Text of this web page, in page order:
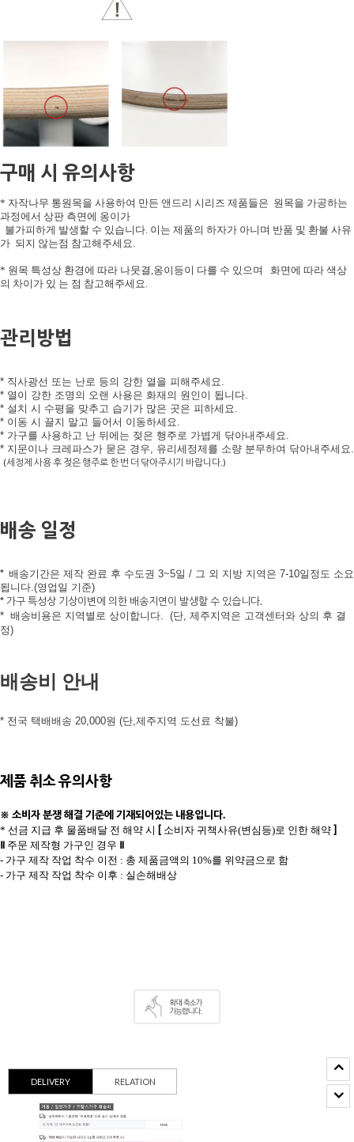
구매 시 유의사항
* 자작나무 통원목을 사용하여 만든 앤드리 시리즈 제품들은 원목을 가공하는
과정에서 상판 측면에 옹이가
불가피하게 발생할 수 있습니다. 이는 제품의 하자가 아니며 반품 및 환불 사유
가 되지 않는점 참고해주세요.
* 원목 특성상 환경에 따라 나뭇결,옹이등이 다를 수 있으며 화면에 따라 색상
의 차이가 있 는 점 참고해주세요.
관리방법
* 직사광선 또는 난로 등의 강한 열을 피해주세요.
* 열이 강한 조명의 오랜 사용은 화재의 원인이 됩니다.
* 설치 시 수평을 맞추고 습기가 많은 곳은 피하세요.
* 이동 시 끌지 말고 들어서 이동하세요.
* 가구를 사용하고 난 뒤에는 젖은 행주로 가볍게 닦아내주세요.
* 지문이나 크레파스가 묻은 경우, 유리세정제를 소량 분무하여 닦아내주세요.
(세정제 사용 후 젖은 행주로 한 번 더 닦아주시기 바랍니다.)
배송 일정
* 배송기간은 제작 완료 후 수도권 3~5일 / 그 외 지방 지역은 7-10일정도 소요
됩니다.(영업일 기준)
* 가구 특성상 기상이변에 의한 배송지연이 발생할 수 있습니다.
* 배송비용은 지역별로 상이합니다.
(단, 제주지역은 고객센터와 상의 후 결
정)
배송비 안내
* 전국 택배배송 20,000원 (단,제주지역 도선료 착불)
제품 취소 유의사항
※ 소비자 분쟁 해결 기준에 기재되어있는 내용입니다.
* 선금 지급 후 물품배달 전 해약 시 [ 소비자 귀책사유(변심등)로 인한 해약 ]
Ⅱ 주문 제작형 가구인 경우 Ⅱ
- 가구 제작 작업 착수 이전 : 총 제품금액의 10%를 위약금으로 함
- 가구 제작 작업 착수 이후 : 실손해배상
DELIVERY RELATION